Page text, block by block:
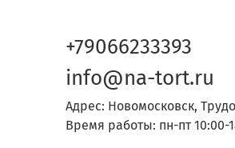
+79066233393
info@na-tort.ru
Адрес: Новомосковск,
Время работы: пн-пт 10:00-